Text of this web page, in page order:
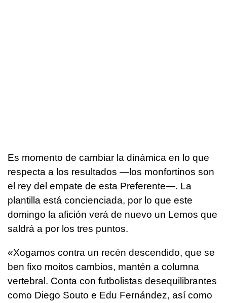
Es momento de cambiar la dinámica en lo que
respecta a los resultados —los monfortinos son
el rey del empate de esta Preferente—. La
plantilla está concienciada, por lo que este
domingo la afición verá de nuevo un Lemos que
saldrá a por los tres puntos.
«Xogamos contra un recén descendido, que se
ben fixo moitos cambios, mantén a columna
vertebral. Conta con futbolistas desequilibrantes
como Diego Souto e Edu Fernández, así como